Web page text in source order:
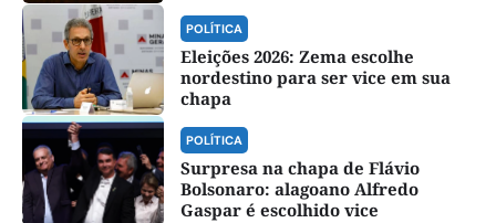
POLÍTICA
Eleições 2026: Zema escolhe
nordestino para ser vice em sua
chapa
POLÍTICA
Surpresa na chapa de Flávio
Bolsonaro: alagoano Alfredo
Gaspar é escolhido vice